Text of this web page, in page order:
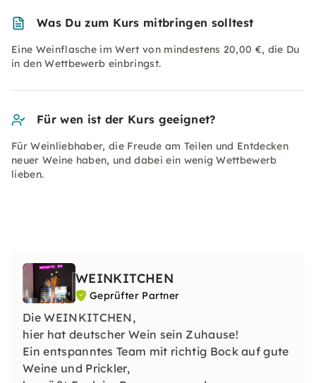
Was Du zum Kurs mitbringen solltest
Eine Weinflasche im Wert von mindestens 20,00 €, die Du
in den Wettbewerb einbringst.
Für wen ist der Kurs geeignet?
Für Weinliebhaber, die Freude am Teilen und Entdecken
neuer Weine haben, und dabei ein wenig Wettbewerb
lieben.
WEINKITCHEN
Geprüfter Partner
Die WEINKITCHEN,
hier hat deutscher Wein sein Zuhause!
Ein entspanntes Team mit richtig Bock auf gute
Weine und Prickler,